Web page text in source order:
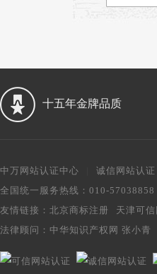
十五年金牌品质
中万网站认证中心 诚信网站认证
全国统一服务热线：010-
友情链接： 北京商标注册 天津可
法律顾问： 中华知识产权网 张小青